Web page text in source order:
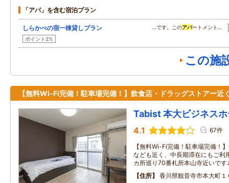
「アパ」を含む宿泊プラン
しらかべの宿一棟貸しプラン
ポイント2%
…です。このアパートメント…
この施
【無料Wi-Fi完備！駐車場完備！】飲食店・ドラッグストアー近
Tabist 本大ビジネス
4.1 67件
【無料Wi-Fi完備！駐車場完備！
なども近く、中長期滞在にもご利
カ所巡り70番札所本山寺近いです
住所
香川県観音寺市本大町１